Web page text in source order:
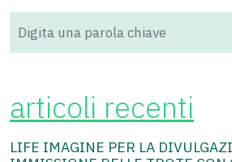
articoli recenti
LIFE IMAGINE PER LA